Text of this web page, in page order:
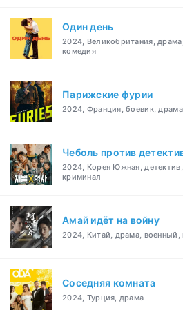
Один день
2024, Великобритания,
комедия
Парижские фурии
2024, Франция, боевик,
Чеболь против
2024, Корея Южная,
криминал
Амай идёт на войну
2024, Китай, драма, военный,
Соседняя комната
2024, Турция, драма